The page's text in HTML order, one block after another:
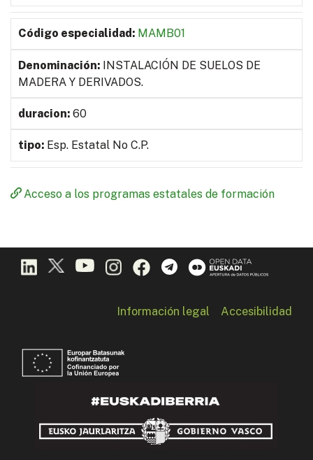
MAMB01
INSTALACIÓN DE SUELOS DE
MADERA Y DERIVADOS.
60
Esp. Estatal No C.P.
Acceso a los programas estatales de formación
Información legal Accesibilidad